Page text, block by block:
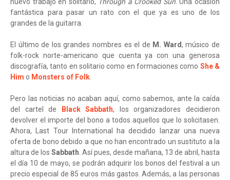
nuevo trabajo en solitario, Through a Crooked Sun. Una ocasión
fantástica para pasar un rato con el que ya es uno de los
grandes de la guitarra.
El último de los grandes nombres es el de M. Ward, músico de
folk-rock norte-americano que cuenta ya con una generosa
discografía, tanto en solitario como en formaciones como She &
Him o Monsters of Folk.
Pero las noticias no acaban aquí, como sabemos, ante la caída
del cartel de
Black Sabbath, los organizadores decidieron
devolver el importe del bono a todos aquellos que lo solicitasen.
Ahora, Last Tour International ha decidido lanzar una nueva
oferta de bono debido a que no han encontrado un sustituto a la
altura de los Sabbath. Así pues, desde mañana, 13 de abril, hasta
el día 10 de mayo, se podrán adquirir los bonos del festival a un
precio especial de 85 euros más gastos. Además, a las personas